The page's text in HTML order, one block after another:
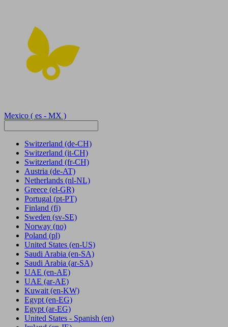
Mexico ( es - MX )
Switzerland (de-CH)
Switzerland (it-CH)
Switzerland (fr-CH)
Austria (de-AT)
Netherlands (nl-NL)
Greece (el-GR)
Portugal (pt-PT)
Finland (fi)
Sweden (sv-SE)
Norway (no)
Poland (pl)
United States (en-US)
Saudi Arabia (en-SA)
Saudi Arabia (ar-SA)
UAE (en-AE)
UAE (ar-AE)
Kuwait (en-KW)
Egypt (en-EG)
Egypt (ar-EG)
United States - Spanish (en)